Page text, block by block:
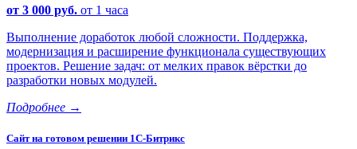
от 3 000 руб. от 1 часа
Выполнение доработок любой сложности. Поддержка,
модернизация и расширение функционала существующих
проектов. Решение задач: от мелких правок вёрстки до
разработки новых модулей.
Подробнее →
Сайт на готовом решении 1С-Битрикс